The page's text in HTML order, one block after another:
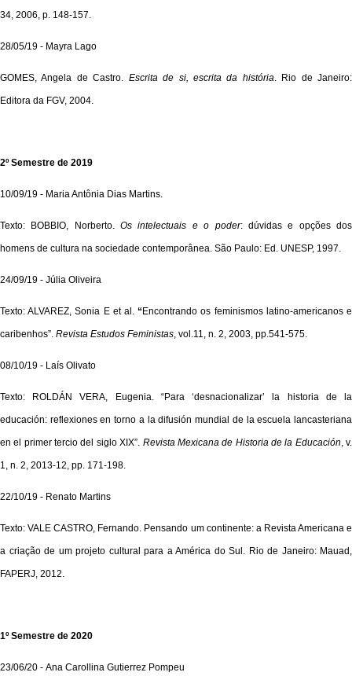
34, 2006, p. 148-157.
28/05/19 - Mayra Lago
GOMES, Angela de Castro. Escrita de si, escrita da história . Rio de Janeiro:
Editora da FGV, 2004.
2º Semestre de 2019
10/09/19 - Maria Antônia Dias Martins.
Texto: BOBBIO, Norberto.Os intelectuais e o poder: dúvidas e opções dos
homens de cultura na sociedade contemporânea. São Paulo: Ed. UNESP, 1997.
24/09/19 - Júlia Oliveira
Texto:ALVAREZ, Sonia Eet al. “Encontrando os feminismos latino-americanos e
caribenhos”. Revista Estudos Feministas , vol.11, n. 2, 2003, pp.541-575.
08/10/19 - Laís Olivato
Texto: ROLDÁN VERA, Eugenia. “Para ‘desnacionalizar’ la historia de la
educación: reflexiones en torno a la difusión mundial de la escuela lancasteriana
en el primer tercio del siglo XIX”. Revista Mexicana de Historia de la Educación , v.
1, n. 2, 2013-12, pp. 171-198.
22/10/19 - Renato Martins
Texto: VALE CASTRO, Fernando. Pensando um continente: a Revista Americana e
a criação de um projeto cultural para a América do Sul. Rio de Janeiro: Mauad,
FAPERJ, 2012.
1º Semestre de 2020
23/06/20 - Ana Carollina Gutierrez Pompeu